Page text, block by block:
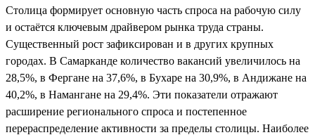
Столица формирует основную часть спроса на рабочую силу
и остаётся ключевым драйвером рынка труда страны.
Существенный рост зафиксирован и в других крупных
городах. В Самарканде количество вакансий увеличилось на
28,5%, в Фергане на 37,6%, в Бухаре на 30,9%, в Андижане на
40,2%, в Намангане на 29,4%. Эти показатели отражают
расширение регионального спроса и постепенное
перераспределение активности за пределы столицы. Наиболее